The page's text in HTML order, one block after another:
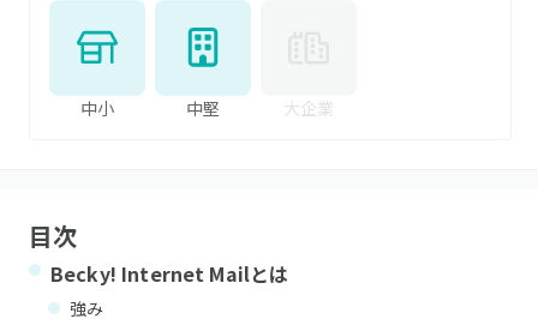
中小 中堅 大企業
目次
Becky! Internet Mailとは
強み